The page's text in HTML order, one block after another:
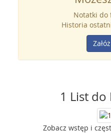
Notatki do
Historia
1 List
Zobacz wstęp i